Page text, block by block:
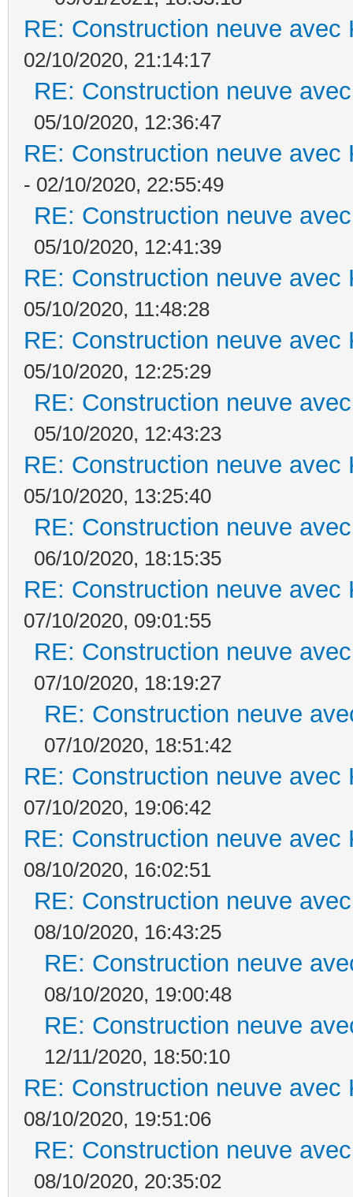
RE: Construction neuve avec
02/10/2020, 21:14:17
RE: Construction neuve
05/10/2020, 12:36:47
RE: Construction neuve avec
- 02/10/2020, 22:55:49
RE: Construction neuve
05/10/2020, 12:41:39
RE: Construction neuve avec
05/10/2020, 11:48:28
RE: Construction neuve avec
05/10/2020, 12:25:29
RE: Construction neuve
05/10/2020, 12:43:23
RE: Construction neuve avec
05/10/2020, 13:25:40
RE: Construction neuve
06/10/2020, 18:15:35
RE: Construction neuve avec
07/10/2020, 09:01:55
RE: Construction neuve
07/10/2020, 18:19:27
RE: Construction neuve
07/10/2020, 18:51:42
RE: Construction neuve avec
07/10/2020, 19:06:42
RE: Construction neuve avec
08/10/2020, 16:02:51
RE: Construction neuve
08/10/2020, 16:43:25
RE: Construction neuve
08/10/2020, 19:00:48
RE: Construction neuve
12/11/2020, 18:50:10
RE: Construction neuve avec
08/10/2020, 19:51:06
RE: Construction neuve
08/10/2020, 20:35:02